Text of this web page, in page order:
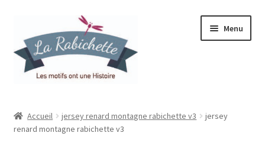
la
navigation
contenu
Menu
Contact
Accueil jersey renard montagne rabichette v3
jersey
renard montagne rabichette v3